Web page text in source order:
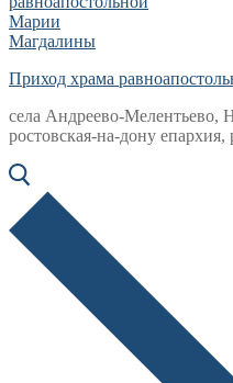
Приход храма
села Андреево-Мелентьево,
ростовская-на-дону